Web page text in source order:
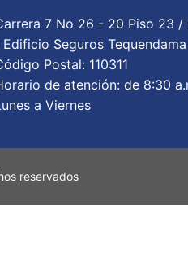
7 No 26 - 20 Piso 23 /
Edificio Seguros
Postal: 110311
de atención: de 8:30
a Viernes
reservados